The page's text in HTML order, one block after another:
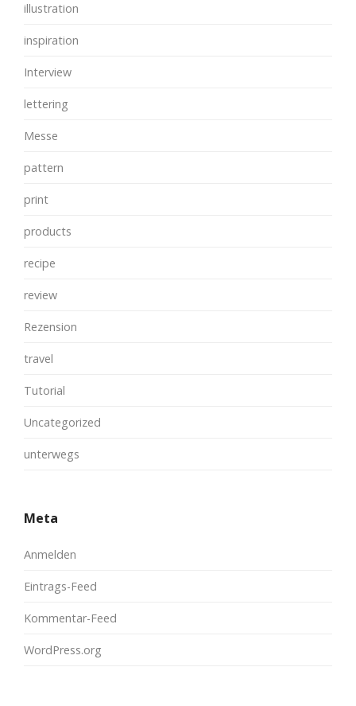
illustration
inspiration
Interview
lettering
Messe
pattern
print
products
recipe
review
Rezension
travel
Tutorial
Uncategorized
unterwegs
Meta
Anmelden
Eintrags-Feed
Kommentar-Feed
WordPress.org